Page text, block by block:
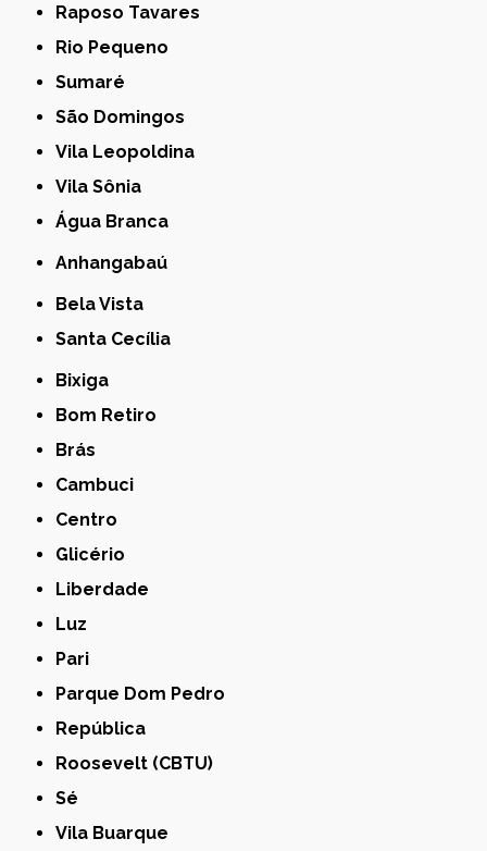
Raposo Tavares
Rio Pequeno
Sumaré
São Domingos
Vila Leopoldina
Vila Sônia
Água Branca
Anhangabaú
Bela Vista
Santa Cecília
Bixiga
Bom Retiro
Brás
Cambuci
Centro
Glicério
Liberdade
Luz
Pari
Parque Dom Pedro
República
Roosevelt (CBTU)
Sé
Vila Buarque